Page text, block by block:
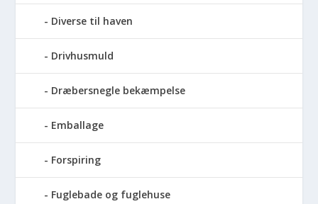
Diverse til haven
Drivhusmuld
Dræbersnegle bekæmpelse
Emballage
Forspiring
Fuglebade og fuglehuse